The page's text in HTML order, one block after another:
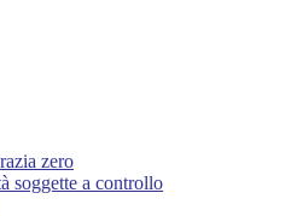
zero
soggette a controllo